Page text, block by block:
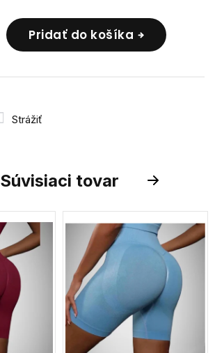
Pridať do košíka
Strážiť
Súvisiaci tovar Next